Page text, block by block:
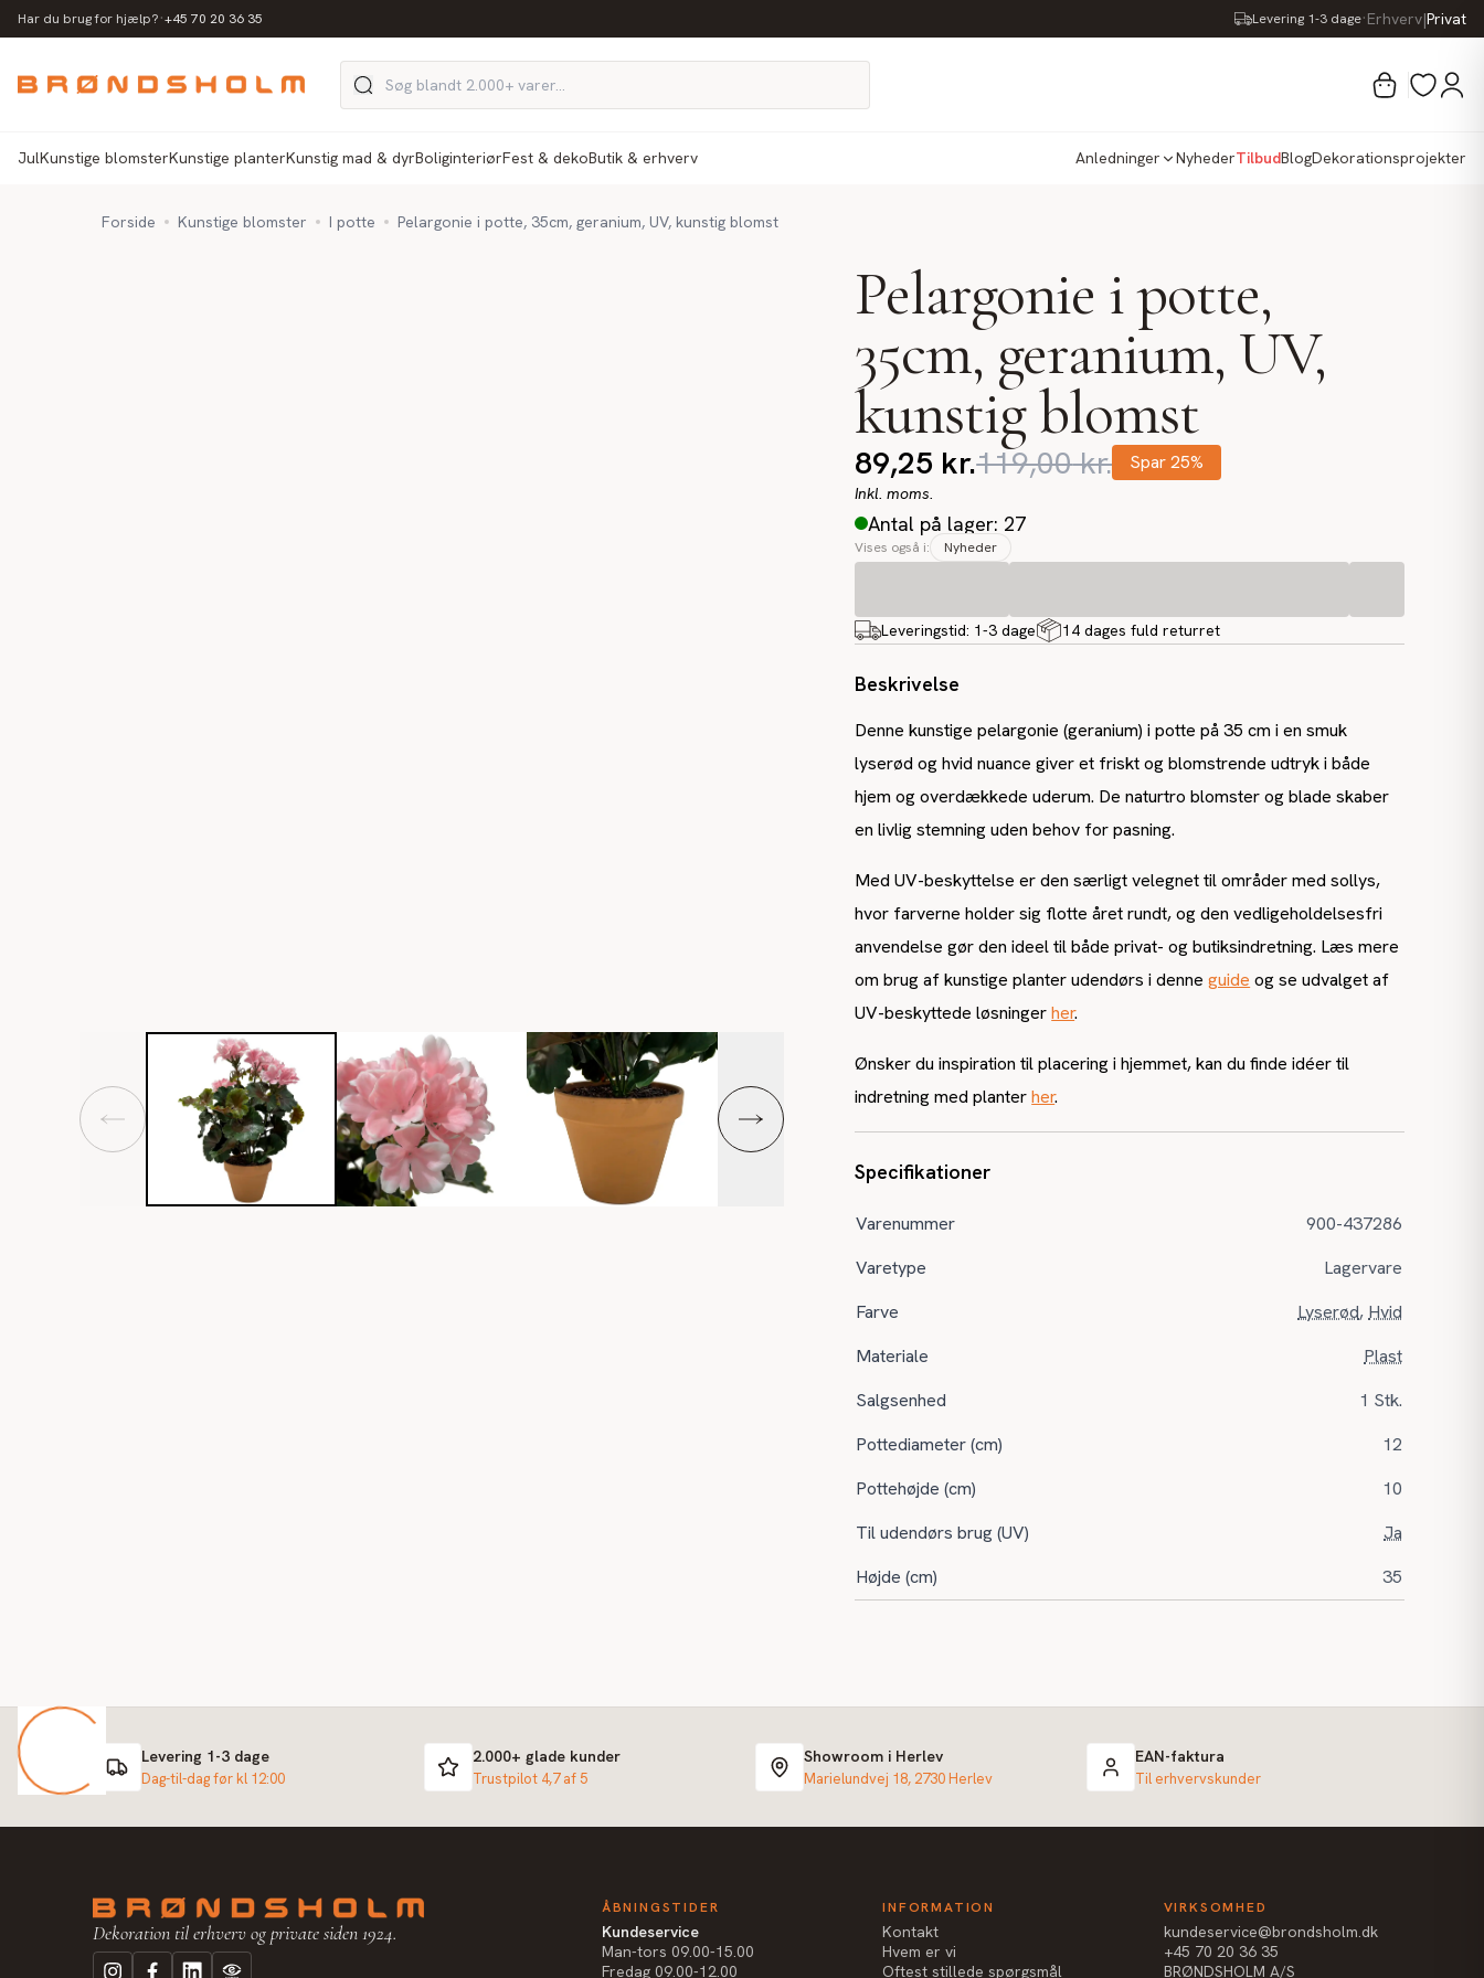
Har du brug for hjælp?·+45 70 20 36 35 Levering 1-3 dage·Erhverv|Privat
JulKunstige blomsterKunstige planterKunstig mad & dyrBoliginteriørFest & dekoButik & erhverv Anledninger NyhederTilbudBlogDekorationsprojekter
Forside Kunstige blomster I potte Pelargonie i potte, 35cm, geranium, UV, kunstig blomst
Pelargonie i potte,
35cm, geranium, UV,
kunstig blomst
89,25 kr.119,00kr. Spar25%
Inkl. moms.
Antal på lager: 27
Vises også i: Nyheder
Leveringstid: 1-3 dage 14 dages fuld returret
Beskrivelse
Denne kunstige pelargonie (geranium) i potte på 35 cm i en smuk
lyserød og hvid nuance giver et friskt og blomstrende udtryk i både
hjem og overdækkede uderum. De naturtro blomster og blade skaber
en livlig stemning uden behov for pasning.
Med UV-beskyttelse er den særligt velegnet til områder med sollys,
hvor farverne holder sig flotte året rundt, og den vedligeholdelsesfri
anvendelse gør den ideel til både privat- og butiksindretning. Læs mere
om brug af kunstige planter udendørs i denneguide og se udvalget af
UV-beskyttede løsningerher.
Ønsker du inspiration til placering i hjemmet, kan du finde idéer til
indretning med planterher.
Specifikationer
Varenummer
900-437286
Varetype
Lagervare
Farve
Lyserød, Hvid
Materiale
Plast
Salgsenhed
1 Stk.
Pottediameter (cm)
12
Pottehøjde (cm)
10
Til udendørs brug (UV)
Ja
Højde (cm)
35
Levering 1-3 dage
Dag-til-dag før kl 12:00
2.000+ glade kunder
Trustpilot 4,7 af 5
Showroom i Herlev
Marielundvej 18, 2730 Herlev
EAN-faktura
Til erhvervskunder
Dekoration til erhverv og private siden 1924.
ÅBNINGSTIDER
Kundeservice
Man-tors 09.00-15.00
Fredag 09.00-12.00
INFORMATION
Kontakt
Hvem er vi
Oftest stillede spørgsmål
VIRKSOMHED
kundeservice@brondsholm.dk
+45 70 20 36 35
BRØNDSHOLM A/S